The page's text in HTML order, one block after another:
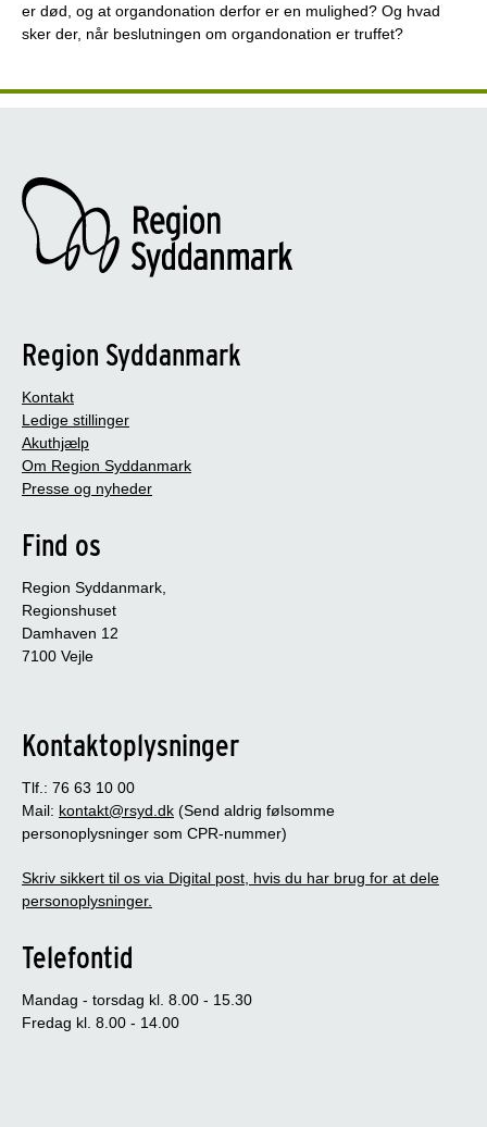
er død, og at organdonation derfor er en mulighed? Og hvad
sker der, når beslutningen om organdonation er truffet?
Region Syddanmark
Kontakt
Ledige stillinger
Akuthjælp
Om Region Syddanmark
Presse og nyheder
Find os
Region Syddanmark,
Regionshuset
Damhaven 12
7100 Vejle
Kontaktoplysninger
Tlf.: 76 63 10 00
Mail: kontakt@rsyd.dk (Send aldrig følsomme
personoplysninger som CPR-nummer)
Skriv sikkert til os via Digital post, hvis du har brug for at dele
personoplysninger.
Telefontid
Mandag - torsdag kl. 8.00 - 15.30
Fredag kl. 8.00 - 14.00